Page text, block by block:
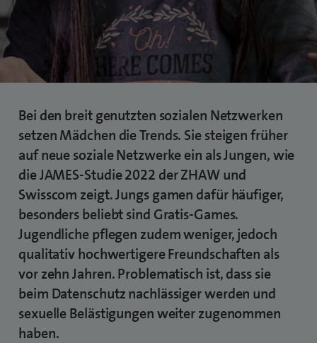
Bei den breit genutzten sozialen Netzwerken
setzen Mädchen die Trends. Sie steigen früher
auf neue soziale Netzwerke ein als Jungen, wie
die JAMES-Studie 2022 der ZHAW und
Swisscom zeigt. Jungs gamen dafür häufiger,
besonders beliebt sind Gratis-Games.
Jugendliche pflegen zudem weniger, jedoch
qualitativ hochwertigere Freundschaften als
vor zehn Jahren. Problematisch ist, dass sie
beim Datenschutz nachlässiger werden und
sexuelle Belästigungen weiter zugenommen
haben.